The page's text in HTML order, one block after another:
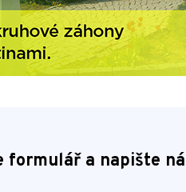
formulář a napište